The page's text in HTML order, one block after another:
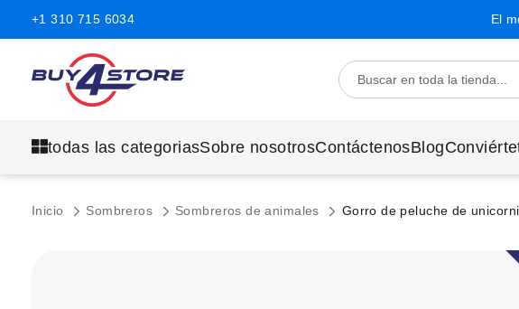
+1 310 715 6034 El
todas las categoriasSobre nosotrosContáctenosBlog
Inicio Sombreros Sombreros de animales Gorro de peluche de